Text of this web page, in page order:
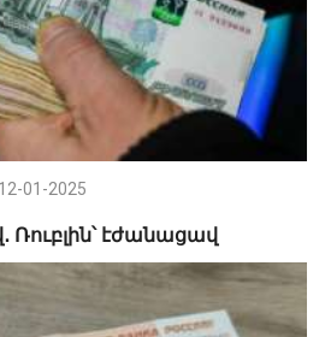
12-01-2025
էժանացավ